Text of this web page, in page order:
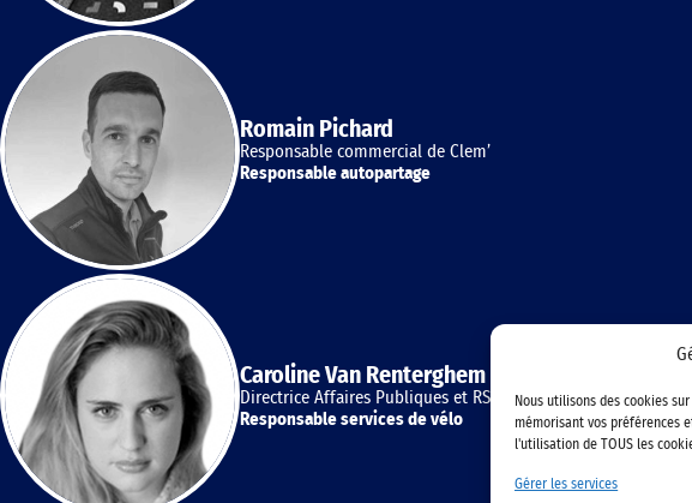
Nous utilisons des cookies
mémorisant vos préférences
l'utilisation de TOUS les
Gérer les services
Romain Pichard
Responsable commercial de Clem’
Responsable autopartage
Caroline Van Renterghem
Directrice Affaires Publiques et RSE chez Fifteen
Responsable services de vélo